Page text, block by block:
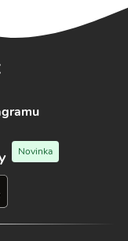
Novinka